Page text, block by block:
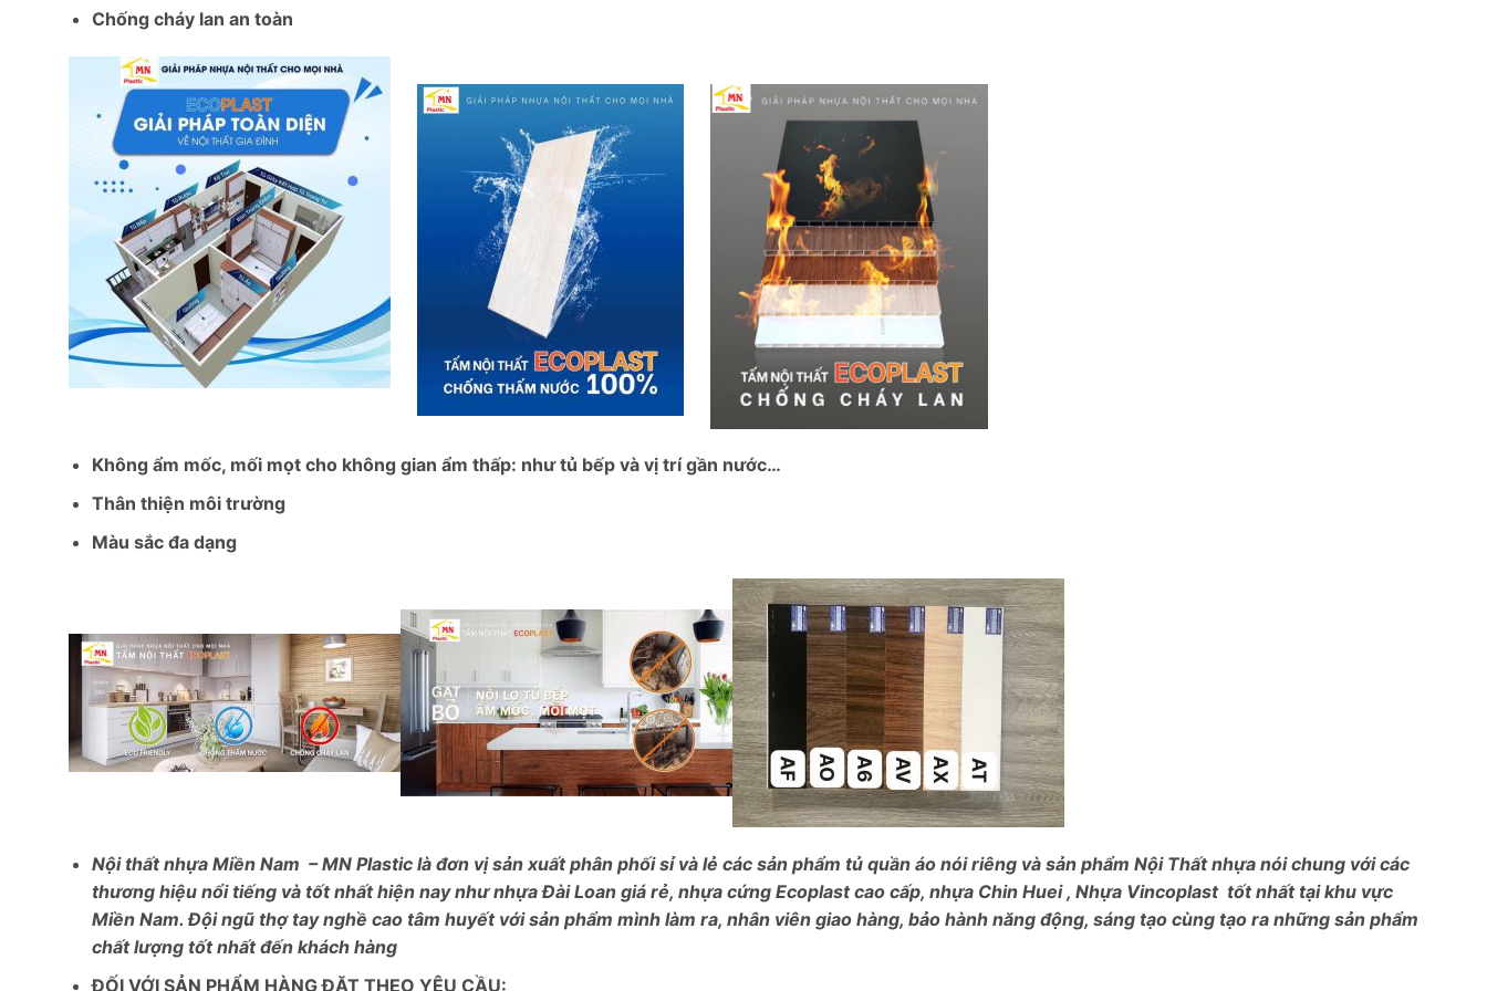
Chống cháy lan an toàn
Không ẩm mốc, mối mọt cho không gian ẩm thấp: như tủ bếp và vị trí gần nước…
Thân thiện môi trường
Màu sắc đa dạng
Nội thất nhựa Miền Nam – MN Plastic là đơn vị sản xuất phân phối sỉ và lẻ các sản phẩm tủ quần áo nói riêng và sản phẩm Nội Thất nhựa nói chung với các
thương hiệu nổi tiếng và tốt nhất hiện nay như nhựa Đài Loan giá rẻ, nhựa cứng Ecoplast cao cấp, nhựa Chin Huei , Nhựa Vincoplast tốt nhất tại khu vực
Miền Nam. Đội ngũ thợ tay nghề cao tâm huyết với sản phẩm mình làm ra, nhân viên giao hàng, bảo hành năng động, sáng tạo cùng tạo ra những sản phẩm
chất lượng tốt nhất đến khách hàng
ĐỐI VỚI SẢN PHẨM HÀNG ĐẶT THEO YÊU CẦU: